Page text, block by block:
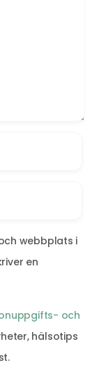
webbplats i
en
och
hälsotips